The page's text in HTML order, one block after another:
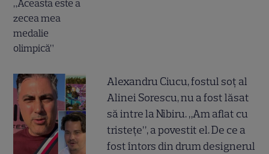
Alexandru Ciucu, fostul soț al
Alinei Sorescu, nu a fost lăsat
să intre la Nibiru. „Am aflat cu
tristețe”, a povestit el. De ce a
fost întors din drum designerul